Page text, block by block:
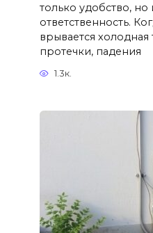
только удобство, но
ответственность.
врывается холодная
протечки, падения
1.3к.